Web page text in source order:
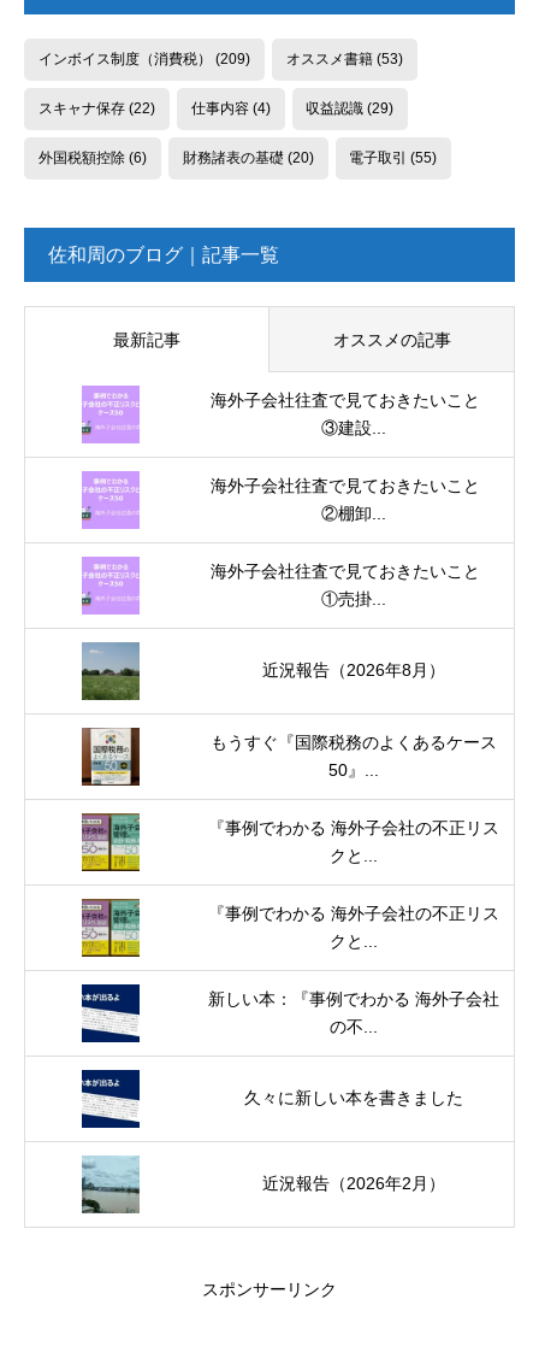
インボイス制度（消費税） (209) オススメ書籍(53)
スキャナ保存(22) 仕事内容(4) 収益認識 (29)
外国税額控除(6) 財務諸表の基礎 (20) 電子取引 (55)
佐和周のブログ｜記事一覧
最新記事 オススメの記事
海外子会社往査で見ておきたいこと
③建設...
海外子会社往査で見ておきたいこと
②棚卸...
海外子会社往査で見ておきたいこと
①売掛...
近況報告（2026年8月）
もうすぐ『国際税務のよくあるケース
50』...
『事例でわかる 海外子会社の不正リス
クと...
『事例でわかる 海外子会社の不正リス
クと...
新しい本：『事例でわかる 海外子会社
の不...
久々に新しい本を書きました
近況報告（2026年2月）
スポンサーリンク